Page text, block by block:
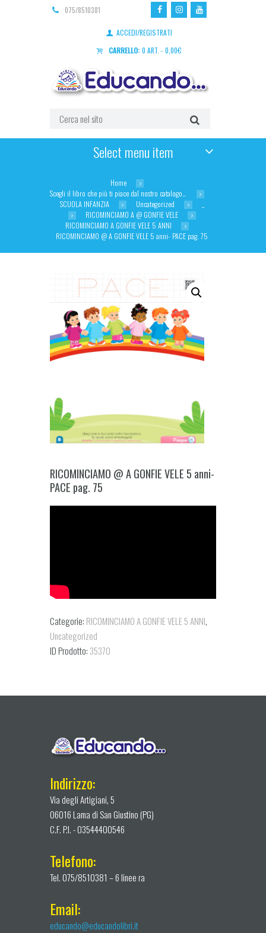
075/8510381
ACCEDI/REGISTRATI
CARRELLO: 0 ART. - 0,00€
Select menu item
Home
Scegli il libro che più ti piace dal nostro catalogo…
SCUOLA INFANZIA
Uncategorized
RICOMINCIAMO A @ GONFIE VELE
RICOMINCIAMO A GONFIE VELE 5 ANNI
RICOMINCIAMO @ A GONFIE VELE 5 anni- PACE pag. 75
RICOMINCIAMO @ A GONFIE VELE 5 anni-
PACE pag. 75
Categorie: RICOMINCIAMO A GONFIE VELE 5 ANNI,
Uncategorized
ID Prodotto: 35370
Indirizzo:
Via degli Artigiani, 5
06016 Lama di San Giustino (PG)
C.F. P.I. - 03544400546
Telefono:
Tel. 075/8510381 – 6 linee ra
Email:
educando@educandolibri.it